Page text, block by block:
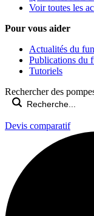
Voir toutes les
Pour vous aider
Actualités du
Publications du
Tutoriels
Rechercher des
Devis comparatif